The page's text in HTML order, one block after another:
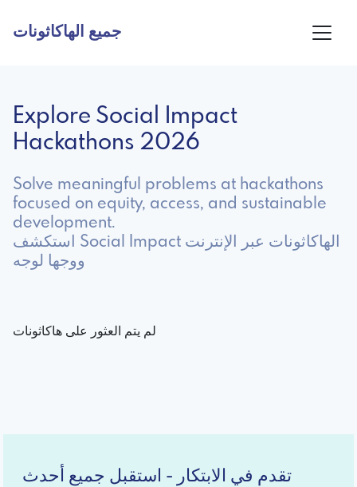
جميع الهاكاثونات
Explore Social Impact
Hackathons 2026
Solve meaningful problems at hackathons
focused on equity, access, and sustainable
development.
استكشف Social Impact الهاكاثونات عبر الإنترنت
ووجها لوجه
لم يتم العثور على هاكاثونات
تقدم في الابتكار - استقبل جميع أحدث